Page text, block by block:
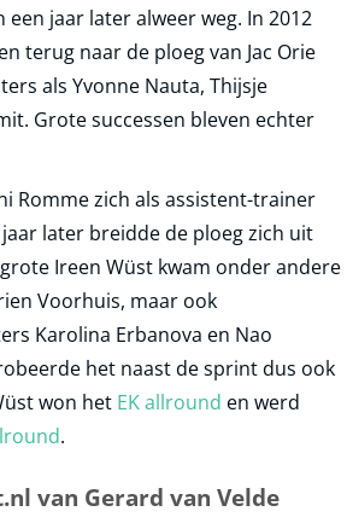
jaar later alweer weg. In 2012
terug naar de ploeg van Jac Orie
als Yvonne Nauta, Thijsje
Grote successen bleven echter
Romme zich als assistent-trainer
jaar later breidde de ploeg zich uit
Ireen Wüst kwam onder andere
Voorhuis, maar ook
Karolina Erbanova en Nao
het naast de sprint dus ook
won het EK allround en werd
.
van Gerard van Velde